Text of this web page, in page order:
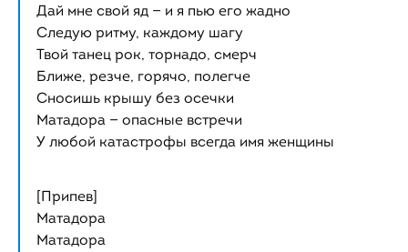
Дай мне свой яд — и я пью его жадно
Следую ритму, каждому шагу
Твой танец рок, торнадо, смерч
Ближе, резче, горячо, полегче
Сносишь крышу без осечки
Матадора — опасные встречи
У любой катастрофы всегда имя женщины
[Припев]
Матадора
Матадора